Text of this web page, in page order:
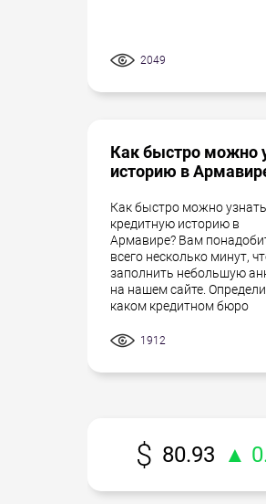
2049
Как быстро можно
историю в
Как быстро можно узнать
кредитную историю в
Армавире? Вам
всего несколько минут,
заполнить небольшую
на нашем сайте.
каком кредитном бюро
1912
80.93 ▲